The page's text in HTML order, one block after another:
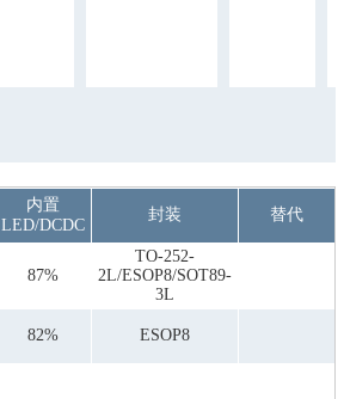
内置
LED/DCDC
封装 替代
87%
TO-252-
2L/ESOP8/SOT89-
3L
82% ESOP8